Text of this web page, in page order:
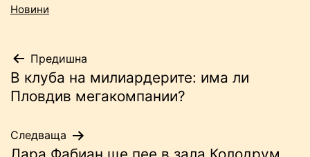
Новини
Навигация
Предишна
В клуба на милиардерите: има ли
Пловдив мегакомпании?
Следваща